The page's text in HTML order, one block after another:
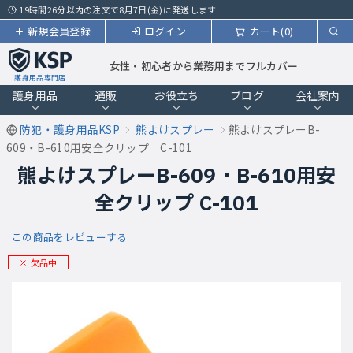
19時間26分以内の注文で8月7日(金)に発送します
カート(0)
ログイン
新規会員登録
護身用品専門店
女性・初心者から業務用までフルカバー
護身用品 通販 お役立ち ブログ 会社案内
防犯・護身用品KSP 熊よけスプレー
熊よけスプレーB-
609・B-610用安全クリップ C-101
熊よけスプレーB-609・B-610用安
全クリップ C-101
この商品をレビューする
欠品中